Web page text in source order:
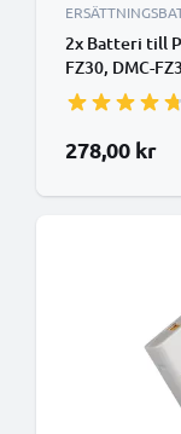
2x Batteri till
FZ30, DMC-
DMW-BMA7
278,00 kr